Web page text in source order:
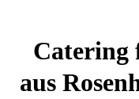
Catering
aus